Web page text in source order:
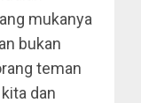
mukanya
bukan
teman
dan